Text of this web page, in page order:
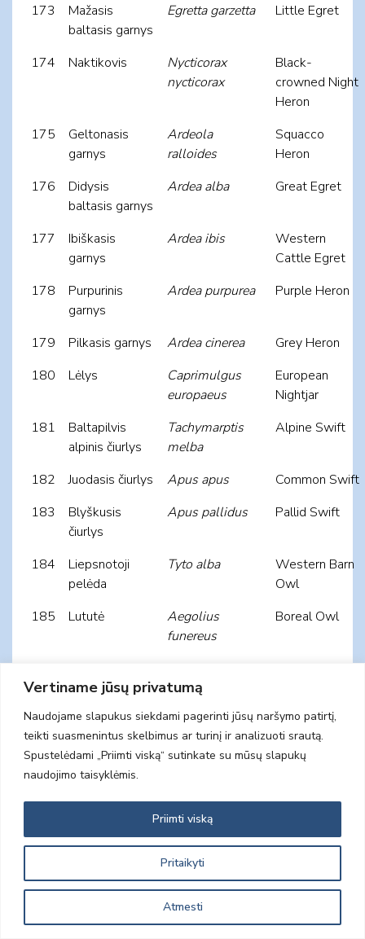
Vertiname jūsų privatumą
Naudojame slapukus siekdami pagerinti jūsų naršymo patirtį,
teikti suasmenintus skelbimus ar turinį ir analizuoti srautą.
Spustelėdami „Priimti viską“ sutinkate su mūsų slapukų
naudojimo taisyklėmis.
Pritaikyti
Atmesti
Priimti viską
173
Mažasis
baltasis garnys
Egretta garzetta Little Egret
174 Naktikovis
Nycticorax
nycticorax
Black-
crowned Night
Heron
175
Geltonasis
garnys
Ardeola
ralloides
Squacco
Heron
176
Didysis
baltasis garnys
Ardea alba Great Egret
177
Ibiškasis
garnys
Ardea ibis
Western
Cattle Egret
178
Purpurinis
garnys
Ardea purpurea Purple Heron
179 Pilkasis garnys Ardea cinerea
Grey Heron
180
Lėlys
Caprimulgus
europaeus
European
Nightjar
181
Baltapilvis
alpinis čiurlys
Tachymarptis
melba
Alpine Swift
182 Juodasis čiurlys Apus apus
Common Swift
183
Blyškusis
čiurlys
Apus pallidus Pallid Swift
184
Liepsnotoji
pelėda
Tyto alba
Western Barn
Owl
185
Lututė
Aegolius
funereus
Boreal Owl
187 Raiboji pelėda Surnia ulula
Northern
Hawk-Owl
188
Žvirblinė
Otus scops
Scops Owl
190
Balinė pelėda Asio flammeus
Short-eared
Owl
191
Mažasis Asio otus Long-eared